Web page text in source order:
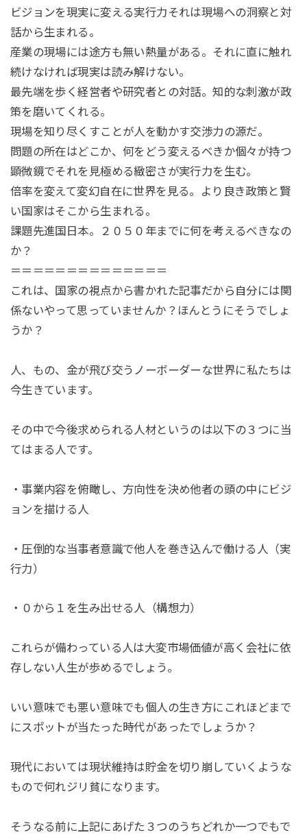
ビジョンを現実に変える実行力それは現場への洞察と対
話から生まれる。
産業の現場には途方も無い熱量がある。それに直に触れ
続けなければ現実は読み解けない。
最先端を歩く経営者や研究者との対話。知的な刺激が政
策を磨いてくれる。
現場を知り尽くすことが人を動かす交渉力の源だ。
問題の所在はどこか、何をどう変えるべきか個々が持つ
顕微鏡でそれを見極める緻密さが実行力を生む。
倍率を変えて変幻自在に世界を見る。
より良き政策と賢
い国家はそこから生まれる。
課題先進国日本。２０５０年までに何を考えるべきなの
か？
＝＝＝＝＝＝＝＝＝＝＝＝＝＝
これは、国家の視点から書かれた記事だから自分には関
係ないやって思っていませんか？ほんとうにそうでしょ
うか？
人、もの、金が飛び交う ノーボーダーな世界に私たちは
今生きています。
その中で今後求められる人材というのは以下の３つに当
てはまる人です。
・事業内容を俯瞰し、方向性を決め他者の頭の中にビジ
ョンを描ける人
・圧倒的な当事者意識で他人を巻き込んで働ける人（実
行力）
・０から１を生み出せる人（構想力）
これらが備わっている人は大変市場価値が高く 会社に依
存しない人生が歩めるでしょう。
いい意味でも悪い意味でも個人の生き方にこれほどまで
にスポットが当たった時代があったでしょうか？
現代においては現状維持は貯金を切り崩していくような
もので何れジリ貧になります。
そうなる前に上記にあげた３つのうちどれか一つでもで